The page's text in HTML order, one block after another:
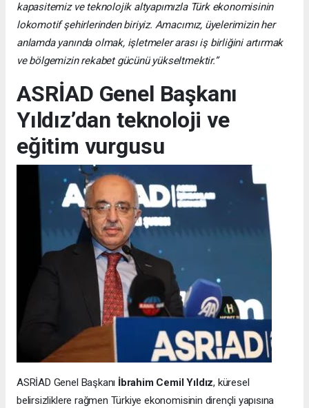
kapasitemiz ve teknolojik altyapımızla Türk ekonomisinin
lokomotif şehirlerinden biriyiz. Amacımız, üyelerimizin her
anlamda yanında olmak, işletmeler arası iş birliğini artırmak
ve bölgemizin rekabet gücünü yükseltmektir.”
ASRİAD Genel Başkanı
Yıldız’dan teknoloji ve
eğitim vurgusu
ASRİAD Genel Başkanı İbrahim Cemil Yıldız, küresel
belirsizliklere rağmen Türkiye ekonomisinin dirençli yapısına